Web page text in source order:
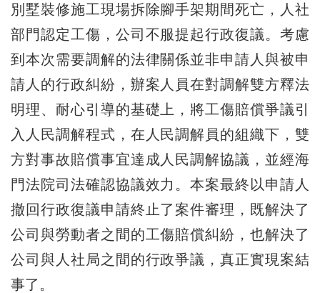
別墅裝修施工現場拆除腳手架期間死亡，人社
部門認定工傷，公司不服提起行政復議。考慮
到本次需要調解的法律關係並非申請人與被申
請人的行政糾紛，辦案人員在對調解雙方釋法
明理、耐心引導的基礎上，將工傷賠償爭議引
入人民調解程式，在人民調解員的組織下，雙
方對事故賠償事宜達成人民調解協議，並經海
門法院司法確認協議效力。本案最終以申請人
撤回行政復議申請終止了案件審理，既解決了
公司與勞動者之間的工傷賠償糾紛，也解決了
公司與人社局之間的行政爭議，真正實現案結
事了。